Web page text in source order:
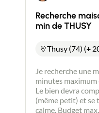
Recherche
min de THUSY
Thusy (74) (+
Je recherche une
minutes maximum
Le bien devra
(même petit) et
calme. Budget